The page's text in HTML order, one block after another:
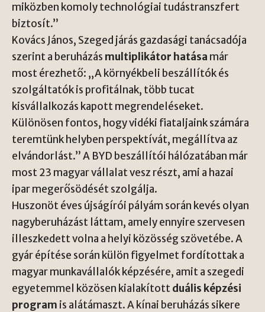
miközben komoly technológiai tudástranszfert
biztosít.”
Kovács János, Szeged járás gazdasági tanácsadója
szerint a beruházás multiplikátor hatása már
most érezhető: „A környékbeli beszállítók és
szolgáltatók is profitálnak, több tucat
kisvállalkozás kapott megrendeléseket.
Különösen fontos, hogy vidéki fiataljaink számára
teremtünk helyben perspektívát, megállítva az
elvándorlást.” A BYD beszállítói hálózatában már
most 23 magyar vállalat vesz részt, ami a hazai
ipar megerősödését szolgálja.
Huszonöt éves újságírói pályám során kevés olyan
nagyberuházást láttam, amely ennyire szervesen
illeszkedett volna a helyi közösség szövetébe. A
gyár építése során külön figyelmet fordítottak a
magyar munkavállalók képzésére, amit a szegedi
egyetemmel közösen kialakítottduális képzési
program is alátámaszt. A kínai beruházás sikere